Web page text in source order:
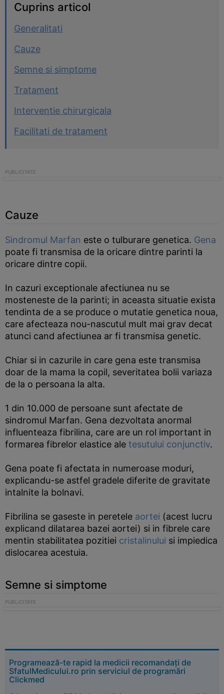
Cuprins articol
Generalitati
Cauze
Semne si simptome
Tratament
Interventie chirurgicala
Facilitati de tratament
Cauze
Sindromul Marfan este o tulburare genetica. Gena
poate fi transmisa de la oricare dintre parinti la
oricare dintre copii.
In cazuri exceptionale afectiunea nu se
mosteneste de la parinti; in aceasta situatie exista
tendinta de a se produce o mutatie genetica noua,
care afecteaza nou-nascutul mult mai grav decat
atunci cand afectiunea ar fi transmisa genetic.
Chiar si in cazurile in care gena este transmisa
doar de la mama la copil, severitatea bolii variaza
de la o persoana la alta.
1 din 10.000 de persoane sunt afectate de
sindromul Marfan. Gena dezvoltata anormal
influenteaza fibrilina, care are un rol important in
formarea fibrelor elastice ale tesutului conjunctiv.
Gena poate fi afectata in numeroase moduri,
explicandu-se astfel gradele diferite de gravitate
intalnite la bolnavi.
Fibrilina se gaseste in peretele aortei (acest lucru
explicand dilatarea bazei aortei) si in fibrele care
mentin stabilitatea pozitiei cristalinului si impiedica
dislocarea acestuia.
Semne si simptome
Programează-te rapid la medicii recomandați de
SfatulMedicului.ro prin serviciul de programări
Clickmed